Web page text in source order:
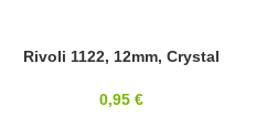
12MM
Rivoli 1122, 12mm, Crystal
0,95 €